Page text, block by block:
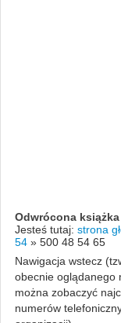
Odwrócona
Jesteś tutaj: strona
54 » 500 48 54 65
Nawigacja wstecz
obecnie oglądanego
można zobaczyć
numerów